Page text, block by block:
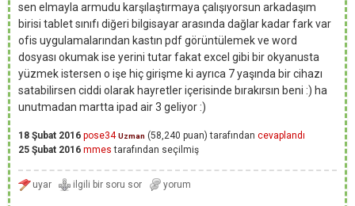
sen elmayla armudu karşılaştırmaya çalışıyorsun arkadaşım
birisi tablet sınıfı diğeri bilgisayar arasında dağlar kadar fark var
ofis uygulamalarından kastın pdf görüntülemek ve word
dosyası okumak ise yerini tutar fakat excel gibi bir okyanusta
yüzmek istersen o işe hiç girişme ki ayrıca 7 yaşında bir cihazı
satabilirsen ciddi olarak hayretler içerisinde bırakırsın beni :) ha
unutmadan martta ipad air 3 geliyor :)
18 Şubat 2016 pose34 Uzman (58,240 puan) tarafından cevaplandı
25 Şubat 2016 mmes tarafından seçilmiş